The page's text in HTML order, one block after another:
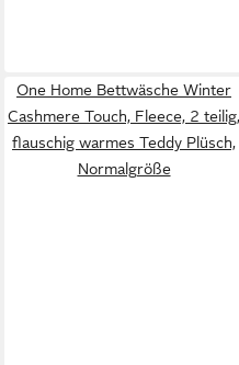
One Home Bettwäsche Winter
Cashmere Touch, Fleece, 2 teilig,
flauschig warmes Teddy Plüsch,
Normalgröße